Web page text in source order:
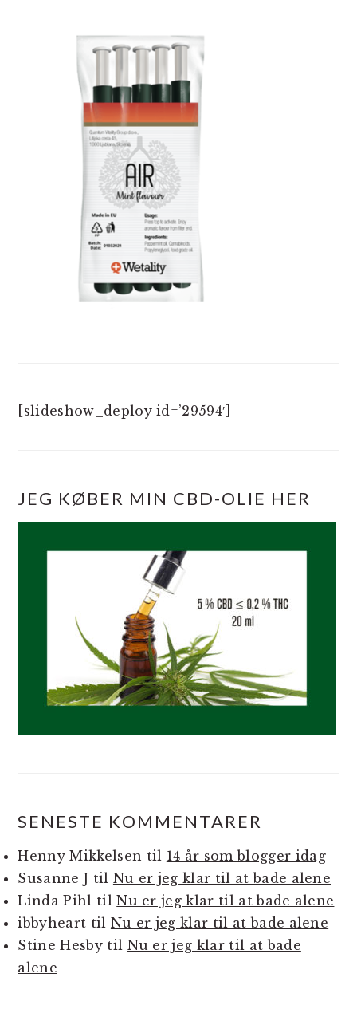
[slideshow_deploy id=’29594′]
JEG KØBER MIN CBD-OLIE HER
SENESTE KOMMENTARER
Henny Mikkelsen til 14 år som blogger idag
Susanne J til Nu er jeg klar til at bade alene
Linda Pihl tilNu er jeg klar til at bade alene
ibbyheart til Nu er jeg klar til at bade alene
Stine Hesbytil Nu er jeg klar til at bade
alene